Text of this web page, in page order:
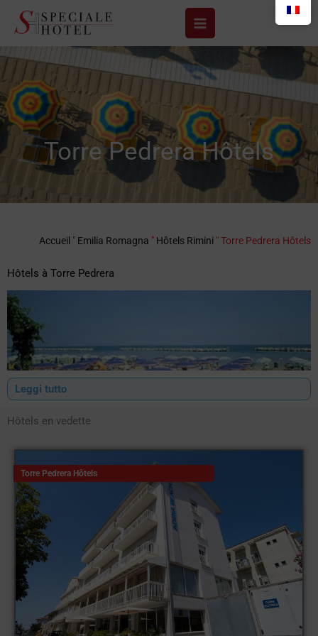
contenu
Torre Pedrera Hôtels
Accueil " Emilia Romagna " Hôtels Rimini "Torre Pedrera Hôtels
Hôtels à Torre Pedrera
Lehôtels à Torre Pedrera situés à quelques kilomètres de
Rimini, sont modernes et conviennent aux familles avec enfants
et aux jeunes qui veulent s'amuser. La plupart deshôtels à Torre
Pedrerasont situés en bord de mer et sont choisis par ceux qui
souhaitent être à deux pas de la plage pendant la journée et
proches des principaux lieux de vie nocturne.
Leggi tutto
Hôtels en vedette
Torre Pedrera Hôtels